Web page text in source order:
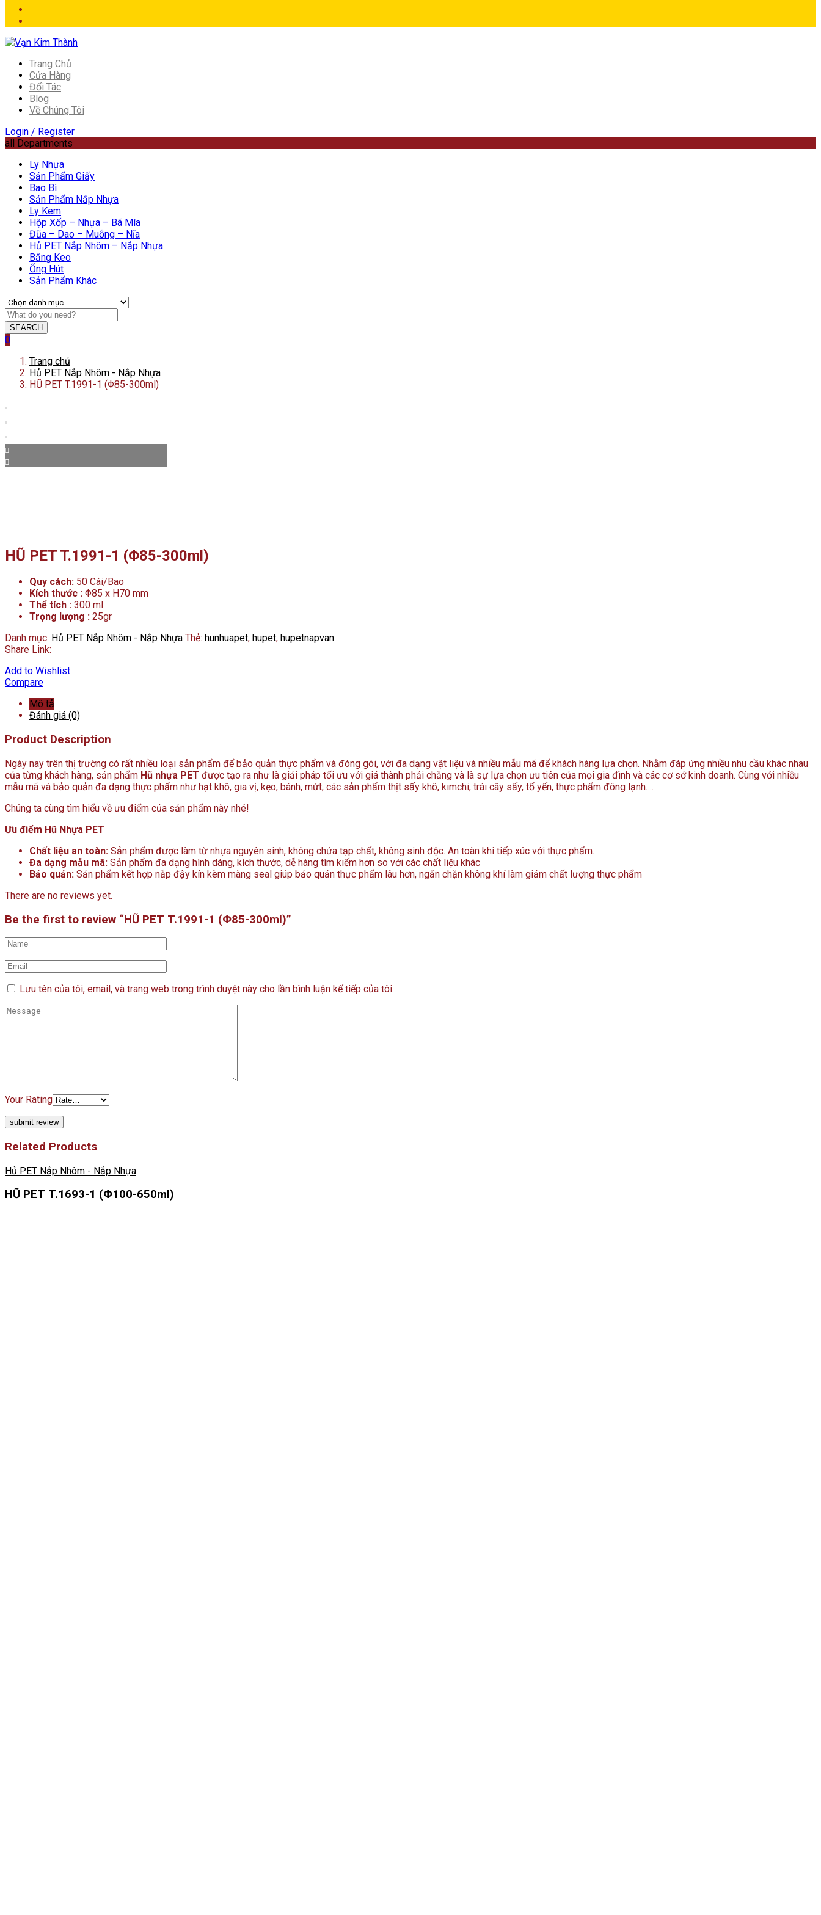
Trang Chủ
Cửa Hàng
Đối Tác
Blog
Về Chúng Tôi
Login / Register
all Departments
Ly Nhựa
Sản Phẩm Giấy
Bao Bì
Sản Phẩm Nắp Nhựa
Ly Kem
Hộp Xốp – Nhựa – Bã Mía
Đũa – Dao – Muỗng – Nĩa
Hủ PET Nắp Nhôm – Nắp Nhựa
Băng Keo
Ống Hút
Sản Phẩm Khác
SEARCH
0
Trang chủ
Hủ PET Nắp Nhôm - Nắp Nhựa
HŨ PET T.1991-1 (Φ85-300ml)
HŨ PET T.1991-1 (Φ85-300ml)
Quy cách: 50 Cái/Bao
Kích thước : Φ85 x H70 mm
Thể tích : 300 ml
Trọng lượng : 25gr
Danh mục: Hủ PET Nắp Nhôm - Nắp Nhựa Thẻ: hunhuapet, hupet, hupetnapvan
Share Link:
Add to Wishlist
Compare
Mô tả
Đánh giá (0)
Product Description
Ngày nay trên thị trường có rất nhiều loại sản phẩm để bảo quản thực phẩm và đóng gói, với đa dạng vật liệu và nhiều mẫu mã để khách hàng lựa chọn. Nhằm đáp ứng nhiều nhu cầu khác nhau
của từng khách hàng, sản phẩm Hũ nhựa PET được tạo ra như là giải pháp tối ưu với giá thành phải chăng và là sự lựa chọn ưu tiên của mọi gia đình và các cơ sở kinh doanh. Cùng với nhiều
mẫu mã và bảo quản đa dạng thực phẩm như hạt khô, gia vị, kẹo, bánh, mứt, các sản phẩm thịt sấy khô, kimchi, trái cây sấy, tổ yến, thực phẩm đông lạnh….
Chúng ta cùng tìm hiểu về ưu điểm của sản phẩm này nhé!
Ưu điểm Hũ Nhựa PET
Chất liệu an toàn: Sản phẩm được làm từ nhựa nguyên sinh, không chứa tạp chất, không sinh độc. An toàn khi tiếp xúc với thực phẩm.
Đa dạng mẫu mã: Sản phẩm đa dạng hình dáng, kích thước, dễ hàng tìm kiếm hơn so với các chất liệu khác
Bảo quản: Sản phẩm kết hợp nắp đậy kín kèm màng seal giúp bảo quản thực phẩm lâu hơn, ngăn chặn không khí làm giảm chất lượng thực phẩm
There are no reviews yet.
Be the first to review “HŨ PET T.1991-1 (Φ85-300ml)”
Lưu tên của tôi, email, và trang web trong trình duyệt này cho lần bình luận kế tiếp của tôi.
Your Rating
Related Products
Hủ PET Nắp Nhôm - Nắp Nhựa
HŨ PET T.1693-1 (Φ100-650ml)